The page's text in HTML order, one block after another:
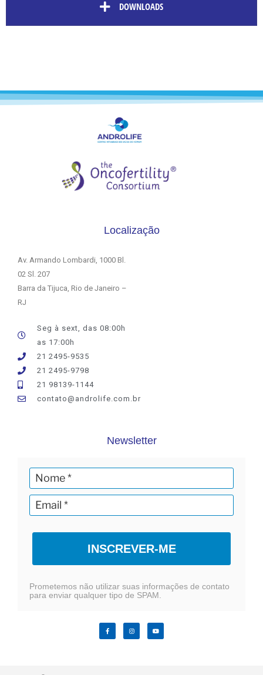
DOWNLOADS
Localização
Av. Armando Lombardi, 1000 Bl.
02 Sl. 207
Barra da Tijuca, Rio de Janeiro –
RJ
Seg à sext, das 08:00h
as 17:00h
21 2495-9535
21 2495-9798
21 98139-1144
contato@androlife.com.br
Newsletter
INSCREVER-ME
Prometemos não utilizar suas informações de contato
para enviar qualquer tipo de SPAM.